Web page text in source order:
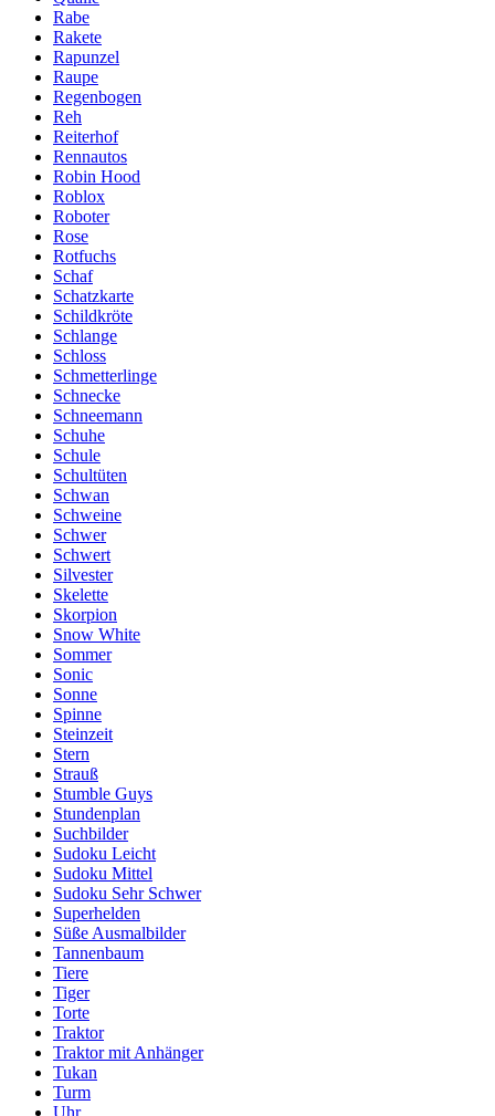
Rabe
Rakete
Rapunzel
Raupe
Regenbogen
Reh
Reiterhof
Rennautos
Robin Hood
Roblox
Roboter
Rose
Rotfuchs
Schaf
Schatzkarte
Schildkröte
Schlange
Schloss
Schmetterlinge
Schnecke
Schneemann
Schuhe
Schule
Schultüten
Schwan
Schweine
Schwer
Schwert
Silvester
Skelette
Skorpion
Snow White
Sommer
Sonic
Sonne
Spinne
Steinzeit
Stern
Strauß
Stumble Guys
Stundenplan
Suchbilder
Sudoku Leicht
Sudoku Mittel
Sudoku Sehr Schwer
Superhelden
Süße Ausmalbilder
Tannenbaum
Tiere
Tiger
Torte
Traktor
Traktor mit Anhänger
Tukan
Turm
Uhr